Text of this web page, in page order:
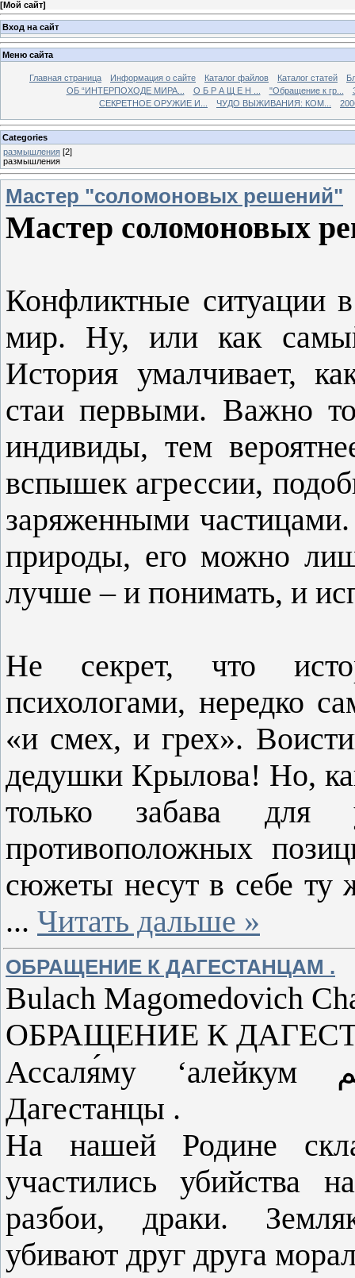
[Мой сайт]
Вход на сайт
Меню сайта
Главная страница Информация о сайте Каталог файлов Каталог статей
ОБ “ИНТЕРПОХОДЕ МИРА...
О Б Р А Щ Е Н ... "Обращение к гр...
СЕКРЕТНОЕ ОРУЖИЕ И...
ЧУДО ВЫЖИВАНИЯ: КОМ...
Categories
размышления [2]
размышления
Мастер "соломоновых решений"
Мастер соломоновых
Конфликтные ситуации
мир. Ну, или как
История умалчивает,
стаи первыми. Важно
индивиды, тем
вспышек агрессии,
заряженными
природы, его можно
лучше – и понимать, и
Не секрет, что
психологами, нередко
«и смех, и грех».
дедушки Крылова! Но,
только забава
противоположных
сюжеты несут в себе ту
... Читать дальше »
ОБРАЩЕНИЕ К ДАГЕСТАНЦАМ .
Bulach Magomedovich
ОБРАЩЕНИЕ К
Ассаля́му ‘алейкум السلام عليكم уважаемые
Дагестанцы .
На нашей Родине
участились убийства
разбои, драки.
убивают друг друга